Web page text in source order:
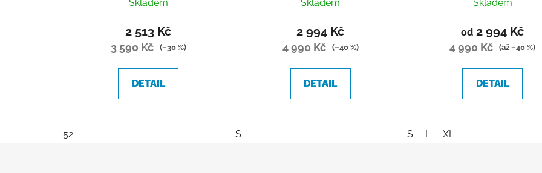
Skladem
2 513 Kč
3 590 Kč (–30 %)
DETAIL
52
Skladem
2 994 Kč
4 990 Kč (–40 %)
DETAIL
S
Skladem
od 2 994 Kč
4 990 Kč (až –40 %)
DETAIL
S L XL